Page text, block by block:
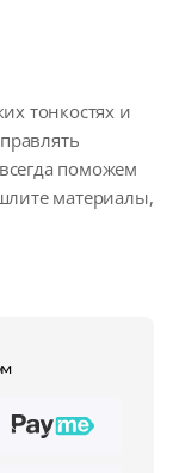
тонкостях и
поможем
материалы,